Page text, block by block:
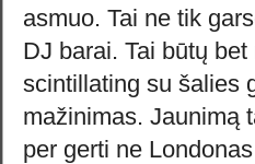
asmuo. Tai ne tik
DJ barai. Tai būtų
scintillating su šalies
mažinimas. Jaunimą
per gerti ne